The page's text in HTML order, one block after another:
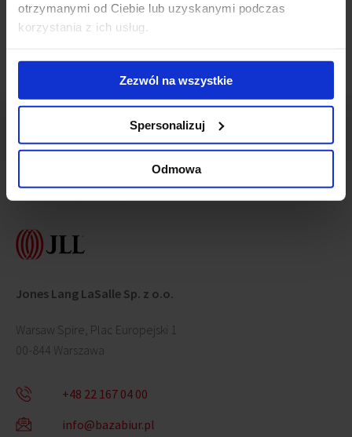
otrzymanymi od Ciebie lub uzyskanymi podczas
korzystania z ich usług.
Zezwól na wszystkie
Spersonalizuj
Odmowa
2025)
Contact us
Jones Lang LaSalle Sp. z o.o.
Warsaw Spire, Plac Europejski 1
00-844 Warszawa
+48 22 167 04 00
info@bazabiur.pl